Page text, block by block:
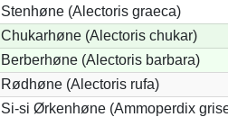
Stenhøne (Alectoris graeca)
Chukarhøne (Alectoris chukar)
Berberhøne (Alectoris barbara)
Rødhøne (Alectoris rufa)
Si-si Ørkenhøne (Ammoperdix